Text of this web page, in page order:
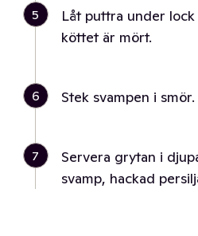
5
Låt puttra under
köttet är mört.
6 Stek svampen i smör.
7
Servera grytan i
svamp, hackad